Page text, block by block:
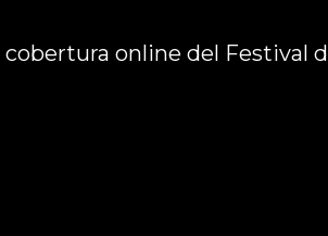
cobertura online del Festival